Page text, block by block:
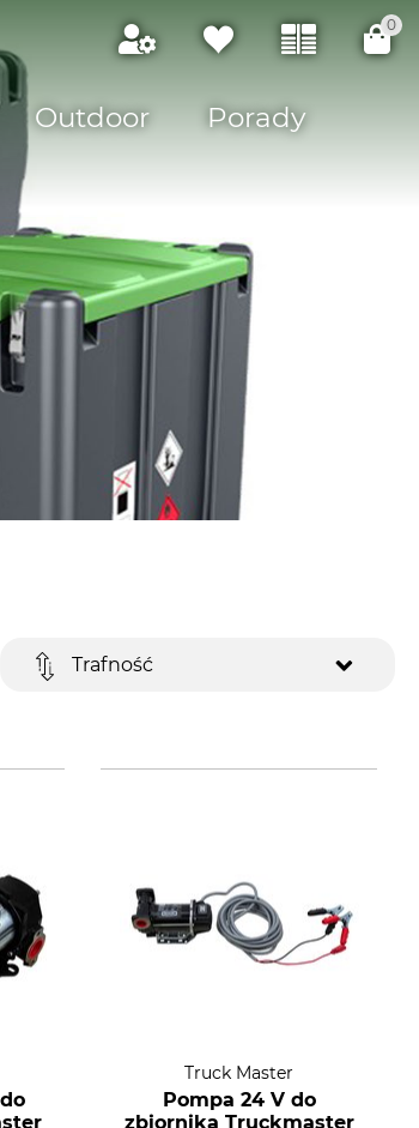
0
Outdoor Porady
Trafność
Truck Master
Pompa 24 V do
zbiornika Truckmaster